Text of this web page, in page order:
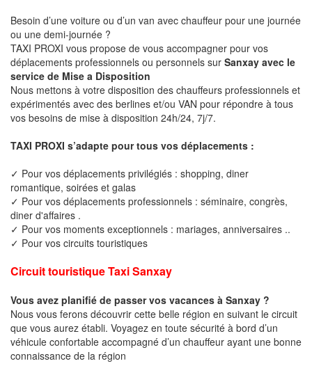
Besoin d’une voiture ou d’un van avec chauffeur pour une journée
ou une demi-journée ?
TAXI PROXI vous propose de vous accompagner pour vos
déplacements professionnels ou personnels sur Sanxay avec le
service de Mise a Disposition
Nous mettons à votre disposition des chauffeurs professionnels et
expérimentés avec des berlines et/ou VAN pour répondre à tous
vos besoins de mise à disposition 24h/24, 7j/7.
TAXI PROXI s’adapte pour tous vos déplacements :
✓ Pour vos déplacements privilégiés : shopping, diner
romantique, soirées et galas
✓ Pour vos déplacements professionnels : séminaire, congrès,
diner d'affaires .
✓ Pour vos moments exceptionnels : mariages, anniversaires ..
✓ Pour vos circuits touristiques
Circuit touristique Taxi Sanxay
Vous avez planifié de passer vos vacances à Sanxay ?
Nous vous ferons découvrir cette belle région en suivant le circuit
que vous aurez établi. Voyagez en toute sécurité à bord d’un
véhicule confortable accompagné d’un chauffeur ayant une bonne
connaissance de la région